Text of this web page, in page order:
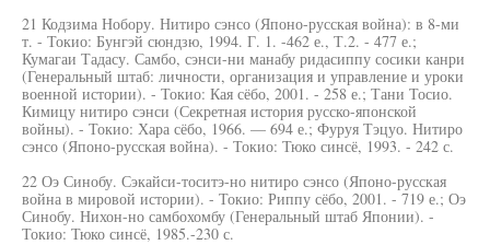
21 Кодзима Нобору. Нитиро сэнсо (Японо-русская война): в 8-ми
т. - Токио: Бунгэй сюндзю, 1994. Г. 1. -462 е., Т.2. - 477 е.;
Кумагаи Тадасу. Самбо, сэнси-ни манабу ридасиппу сосики канри
(Генеральный штаб: личности, организация и управление и уроки
военной истории). - Токио: Кая сёбо, 2001. - 258 е.; Тани Тосио.
Кимицу нитиро сэнси (Секретная история русско-японской
войны). - Токио: Хара сёбо, 1966. — 694 е.; Фуруя Тэцуо. Нитиро
сэнсо (Японо-русская война). - Токио: Тюко синсё, 1993. - 242 с.
22 Оэ Синобу. Сэкайси-тоситэ-но нитиро сэнсо (Японо-русская
война в мировой истории). - Токио: Риппу сёбо, 2001. - 719 е.; Оэ
Синобу. Нихон-но самбохомбу (Генеральный штаб Японии). -
Токио: Тюко синсё, 1985.-230 с.